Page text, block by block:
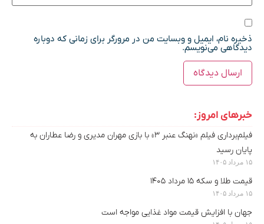
ذخیره نام، ایمیل و وبسایت من در مرورگر برای زمانی که دوباره
دیدگاهی می‌نویسم.
خبرهای امروز:
فیلم‌‌برداری فیلم «نهنگ عنبر ۳» با بازی مهران مدیری و رضا عطاران به
پایان رسید
۱۵ مرداد ۱۴۰۵
قیمت طلا و سکه ۱۵ مرداد ۱۴۰۵
۱۵ مرداد ۱۴۰۵
جهان با افزایش قیمت مواد غذایی مواجه است